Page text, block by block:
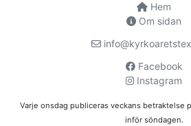
Hem
Om sidan
Facebook
Instagram
Varje onsdag publiceras veckans betraktelse
inför söndagen.